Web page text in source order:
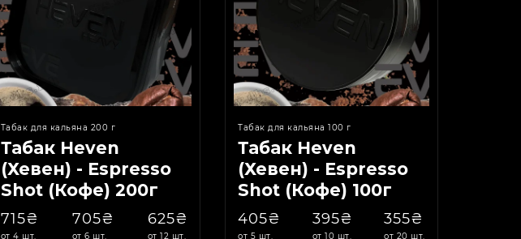
Табак для кальяна 200 г
Табак Heven
(Хевен) - Espresso
Shot (Кофе) 200г
715₴
от 4 шт.
705₴
от 6 шт.
625₴
от 12 шт.
Табак для кальяна 100 г
Табак Heven
(Хевен) - Espresso
Shot (Кофе) 100г
405₴
от 5 шт.
395₴
от 10 шт.
355₴
от 20 шт.